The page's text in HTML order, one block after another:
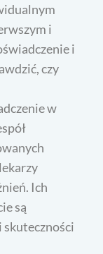
i
i
czy
w
Ich
są
skuteczności